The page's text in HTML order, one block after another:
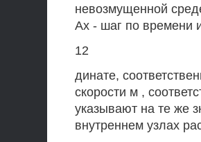
невозмущенной
Ах - шаг по времени
12
динате,
скорости м ,
указывают на те же
внутреннем узлах